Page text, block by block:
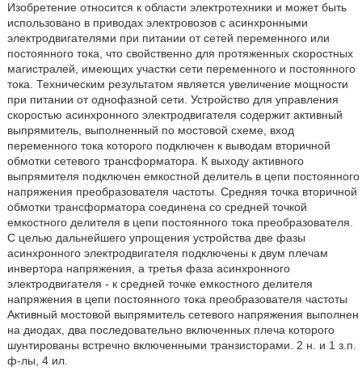
Изобретение относится к области электротехники и может быть
использовано в приводах электровозов с асинхронными
электродвигателями при питании от сетей переменного или
постоянного тока, что свойственно для протяженных скоростных
магистралей, имеющих участки сети переменного и постоянного
тока. Техническим результатом является увеличение мощности
при питании от однофазной сети. Устройство для управления
скоростью асинхронного электродвигателя содержит активный
выпрямитель, выполненный по мостовой схеме, вход
переменного тока которого подключен к выводам вторичной
обмотки сетевого трансформатора. К выходу активного
выпрямителя подключен емкостной делитель в цепи постоянного
напряжения преобразователя частоты. Средняя точка вторичной
обмотки трансформатора соединена со средней точкой
емкостного делителя в цепи постоянного тока преобразователя.
С целью дальнейшего упрощения устройства две фазы
асинхронного электродвигателя подключены к двум плечам
инвертора напряжения, а третья фаза асинхронного
электродвигателя - к средней точке емкостного делителя
напряжения в цепи постоянного тока преобразователя частоты
Активный мостовой выпрямитель сетевого напряжения выполнен
на диодах, два последовательно включенных плеча которого
шунтированы встречно включенными транзисторами. 2 н. и 1 з.п.
ф-лы, 4 ил.